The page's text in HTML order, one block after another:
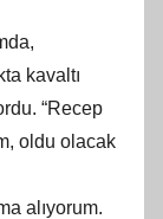
kavaltı
“Recep
oldu olacak
alıyorum.